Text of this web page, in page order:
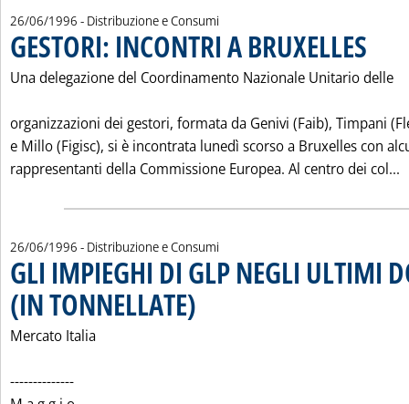
26/06/1996 - Distribuzione e Consumi
GESTORI: INCONTRI A BRUXELLES
Una delegazione del Coordinamento Nazionale Unitario delle
organizzazioni dei gestori, formata da Genivi (Faib), Timpani
e Millo (Figisc), si è incontrata lunedì scorso a Bruxelles con
rappresentanti della Commissione Europea. Al centro dei col...
26/06/1996 - Distribuzione e Consumi
GLI IMPIEGHI DI GLP NEGLI ULTIMI
(IN TONNELLATE)
Mercato Italia
--------------